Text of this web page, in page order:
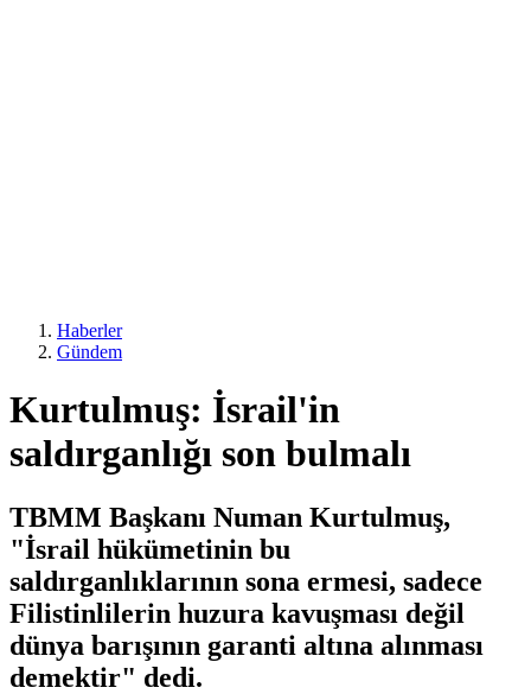
Haberler
Gündem
Kurtulmuş: İsrail'in
saldırganlığı son bulmalı
TBMM Başkanı Numan Kurtulmuş,
"İsrail hükümetinin bu
saldırganlıklarının sona ermesi, sadece
Filistinlilerin huzura kavuşması değil
dünya barışının garanti altına alınması
demektir" dedi.